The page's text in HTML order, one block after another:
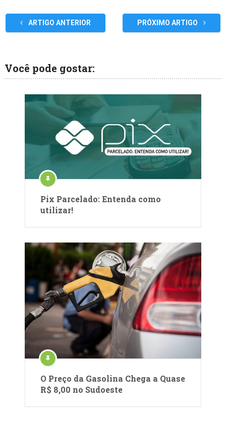
ARTIGO ANTERIOR PRÓXIMO ARTIGO
Você pode gostar:
Pix Parcelado: Entenda como
utilizar!
O Preço da Gasolina Chega a Quase
R$ 8,00 no Sudoeste